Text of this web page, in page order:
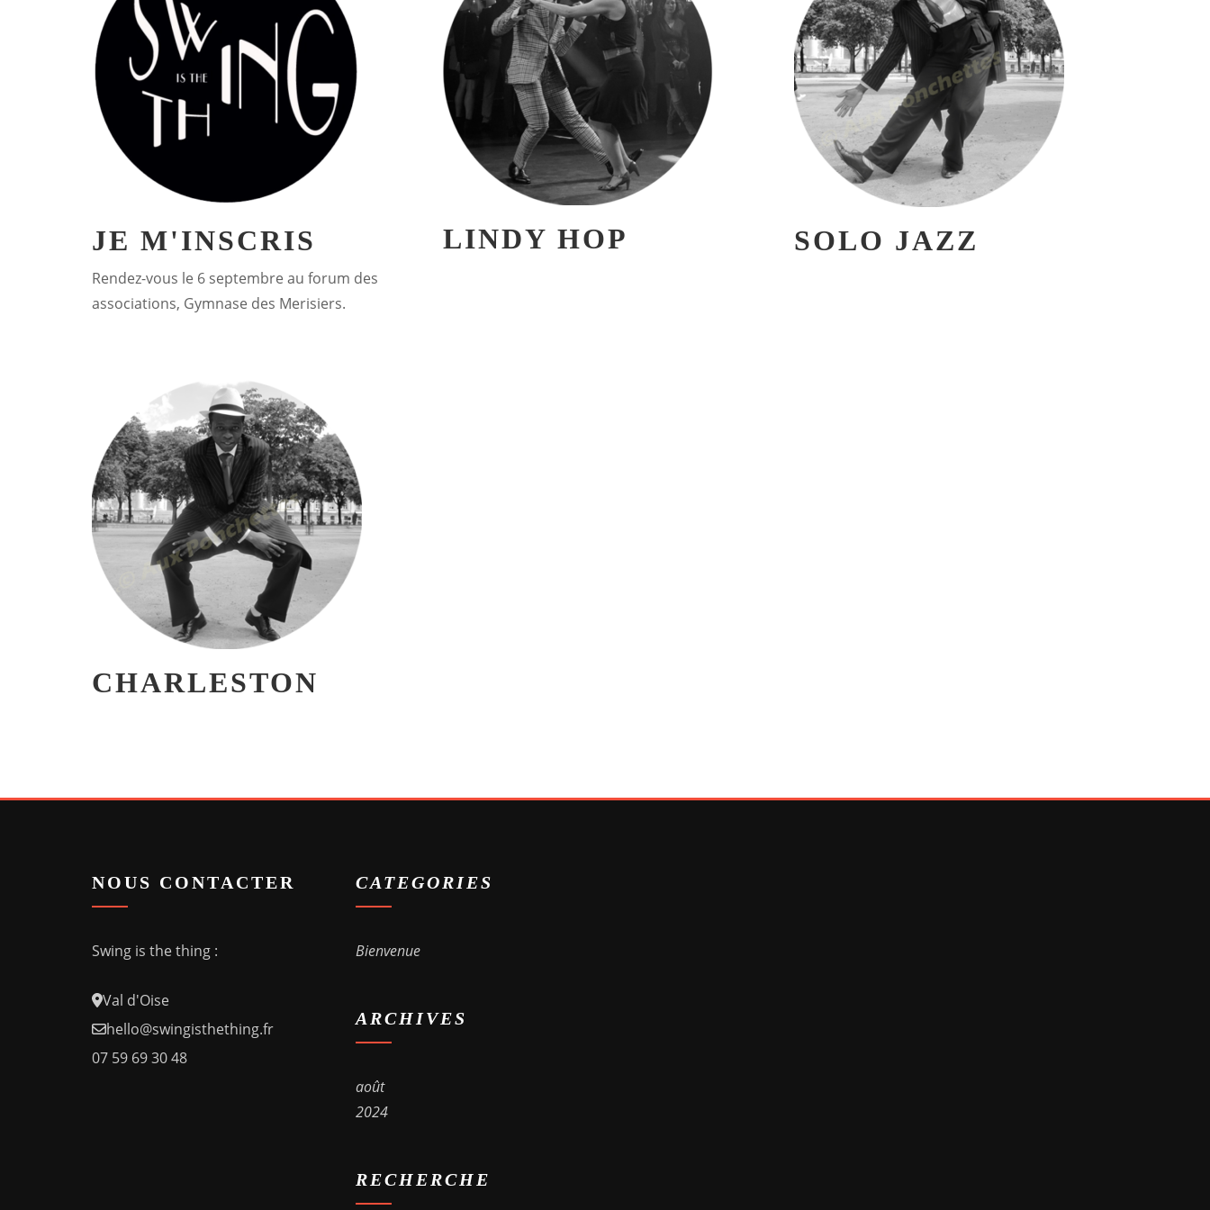
JE M'INSCRIS
Rendez-vous le 6 septembre au forum des
associations, Gymnase des Merisiers.
LINDY HOP SOLO JAZZ
CHARLESTON
NOUS CONTACTER
Swing is the thing :
Val d'Oise
hello@swingisthething.fr
07 59 69 30 48
CATEGORIES
Bienvenue
ARCHIVES
août
2024
RECHERCHE